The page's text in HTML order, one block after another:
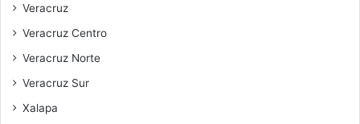
Veracruz
Veracruz Centro
Veracruz Norte
Veracruz Sur
Xalapa